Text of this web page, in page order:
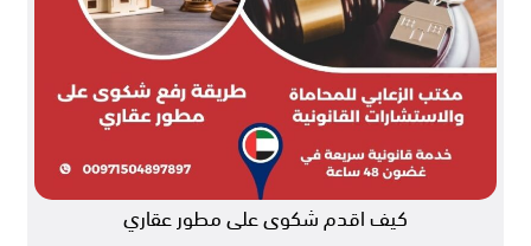
كيف اقدم شكوى على مطور عقاري